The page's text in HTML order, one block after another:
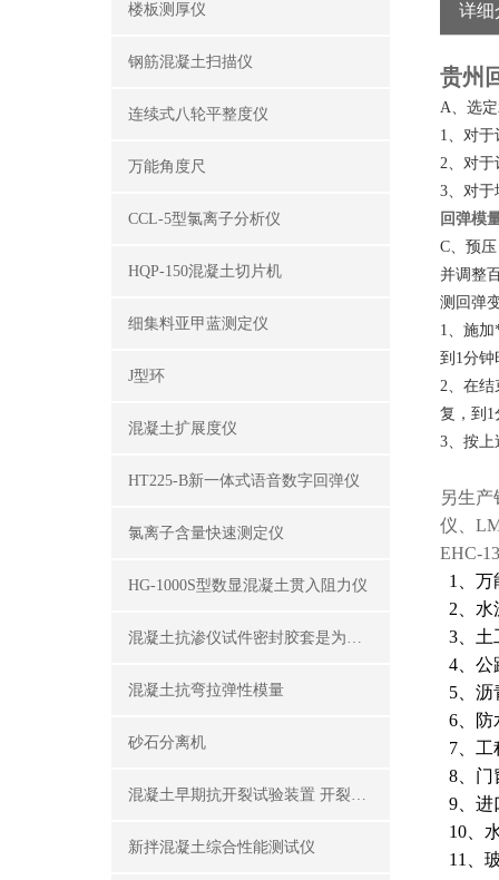
楼板测厚仪
钢筋混凝土扫描仪
连续式八轮平整度仪
万能角度尺
CCL-5型氯离子分析仪
HQP-150混凝土切片机
细集料亚甲蓝测定仪
J型环
混凝土扩展度仪
HT225-B新一体式语音数字回弹仪
氯离子含量快速测定仪
HG-1000S型数显混凝土贯入阻力仪
混凝土抗渗仪试件密封胶套是为了密封试件外围
混凝土抗弯拉弹性模量
砂石分离机
混凝土早期抗开裂试验装置 开裂试模
新拌混凝土综合性能测试仪
详细
贵州
A、选
1、对于
2、对于
3、对于
回弹模
C、预
并调整
测回弹
1、施
到 1分钟
2、在结
复，到 1
3、按上
另生产
仪、
EHC-
1、
2、水
3、土
4、公
5、沥
6、防
7、工
8、门
9、进
10、
11、